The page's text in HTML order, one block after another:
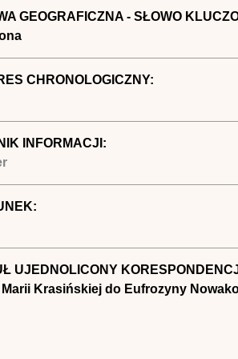
GEOGRAFICZNA - SŁOWO
CHRONOLOGICZNY:
INFORMACJI:
UJEDNOLICONY
Marii Krasińskiej do Eufrozyny